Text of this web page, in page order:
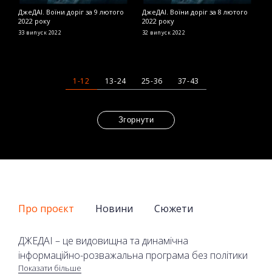
ДжеДАІ. Воїни доріг за 9 лютого
2022 року
33 випуск 2022
ДжеДАІ. Воїни доріг за 8 лютого
2022 року
32 випуск 2022
1-12 13-24 25-36 37-43
Згорнути
Про проєкт Новини Сюжети
ДЖЕДАІ – це видовищна та динамічна
інформаційно-розважальна програма без політики
та економіки на телеканалі 2+2. У програмі лише
Показати більше